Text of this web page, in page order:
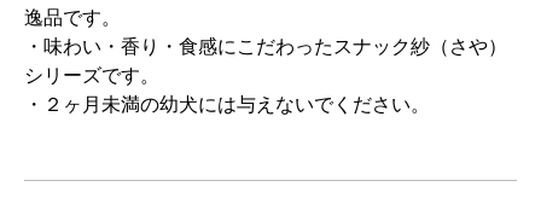
逸品です。
・味わい・香り・食感にこだわったスナック紗（さや）
シリーズです。
・２ヶ月未満の幼犬には与えないでください。